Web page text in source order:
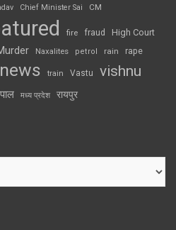
Chief Minister Sai CM
fire fraud High Court
Naxalites petrol rain rape
train Vastu vishnu
मध्य प्रदेश रायपुर